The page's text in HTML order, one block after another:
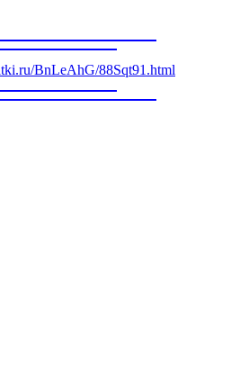
BnLeAhG/88Sqt91.html